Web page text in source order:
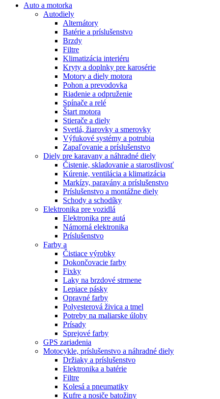
Auto a motorka
Autodiely
Alternátory
Batérie a príslušenstvo
Brzdy
Filtre
Klimatizácia interiéru
Kryty a doplnky pre karosérie
Motory a diely motora
Pohon a prevodovka
Riadenie a odpruženie
Spínače a relé
Štart motora
Stierače a diely
Svetlá, žiarovky a smerovky
Výfukové systémy a potrubia
Zapaľovanie a príslušenstvo
Diely pre karavany a náhradné diely
Čistenie, skladovanie a starostlivosť
Kúrenie, ventilácia a klimatizácia
Markízy, paravány a príslušenstvo
Príslušenstvo a montážne diely
Schody a schodíky
Elektronika pre vozidlá
Elektronika pre autá
Námorná elektronika
Príslušenstvo
Farby a
Čistiace výrobky
Dokončovacie farby
Fixky
Laky na brzdové strmene
Lepiace pásky
Opravné farby
Polyesterová živica a tmel
Potreby na maliarske úlohy
Prísady
Sprejové farby
GPS zariadenia
Motocykle, príslušenstvo a náhradné diely
Držiaky a príslušenstvo
Elektronika a batérie
Filtre
Kolesá a pneumatiky
Kufre a nosiče batožiny